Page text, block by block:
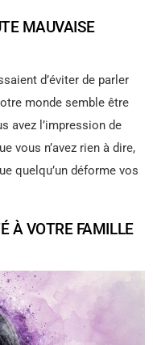
MAUVAISE
d’éviter de parler
monde semble être
avez l’impression de
vous n’avez rien à dire,
quelqu’un déforme vos
À VOTRE FAMILLE